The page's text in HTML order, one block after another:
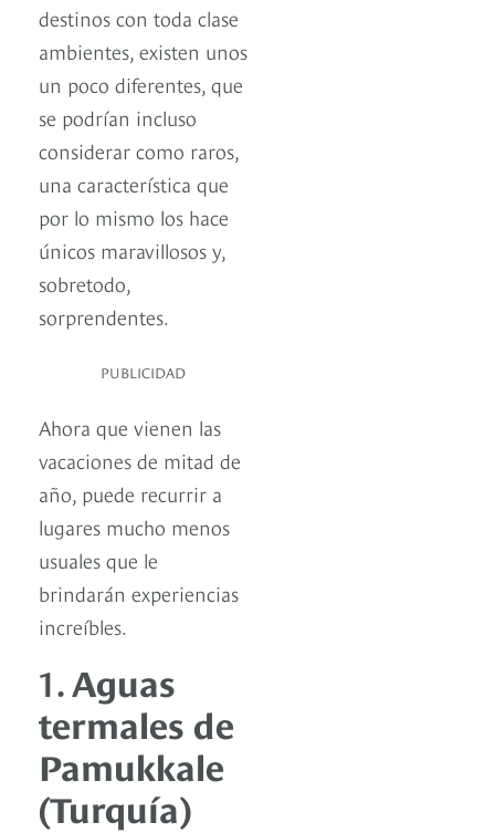
destinos con toda clase
ambientes, existen unos
un poco diferentes, que
se podrían incluso
considerar como raros,
una característica que
por lo mismo los hace
únicos maravillosos y,
sobretodo,
sorprendentes.
PUBLICIDAD
Ahora que vienen las
vacaciones de mitad de
año, puede recurrir a
lugares mucho menos
usuales que le
brindarán experiencias
increíbles.
1.Aguas
termales de
Pamukkale
(Turquía)